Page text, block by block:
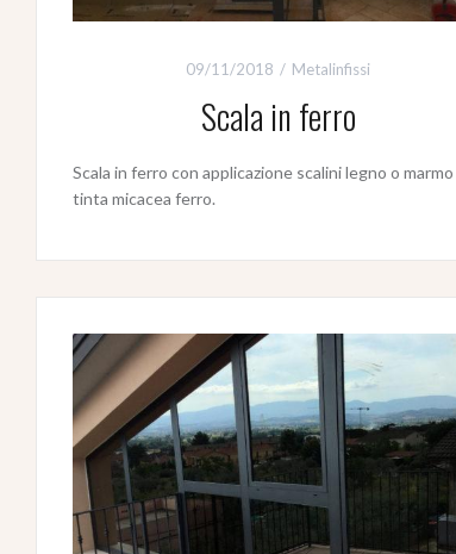
09/11/2018 Metalinfissi
Scala in ferro
Scala in ferro con applicazione scalini legno o marmo
tinta micacea ferro.